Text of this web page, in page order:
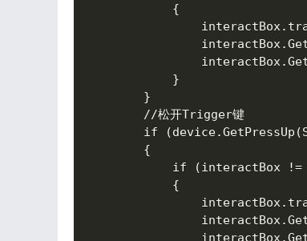
            {
            }
        }
        //松开Trigger键
if
        {
if (interactBox !=
            {